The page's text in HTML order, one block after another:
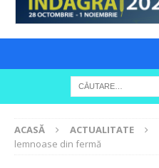
ACASĂ ACTUALITATE
lemnoase din fermă